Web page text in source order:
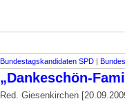
Bundestagskandidaten SPD |
„Dankeschön-
Red. Giesenkirchen